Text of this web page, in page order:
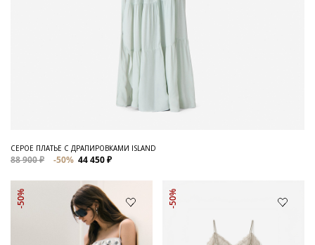
СЕРОЕ ПЛАТЬЕ С ДРАПИРОВКАМИ ISLAND
88 900 ₽ -50% 44 450 ₽
-50% -50%